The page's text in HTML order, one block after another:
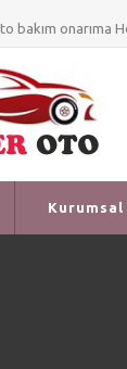
bakım onarıma
Kurumsal